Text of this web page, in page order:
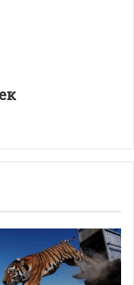
т
ь